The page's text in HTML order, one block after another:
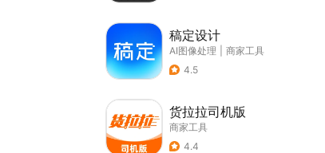
稿定设计
AI图像处理
商家工具
4.5
货拉拉司机版
商家工具
4.4